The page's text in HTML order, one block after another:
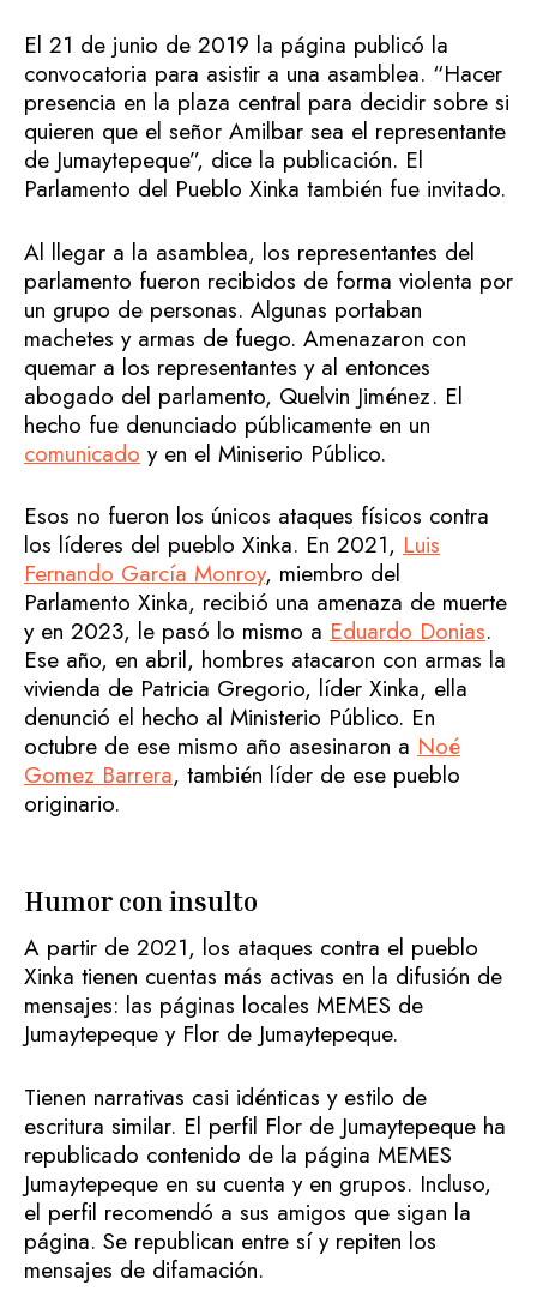
El 21 de junio de 2019 la página publicó la
convocatoria para asistir a una asamblea. “Hacer
presencia en la plaza central para decidir sobre si
quieren que el señor Amilbar sea el representante
de Jumaytepeque”, dice la publicación. El
Parlamento del Pueblo Xinka también fue invitado.
Al llegar a la asamblea, los representantes del
parlamento fueron recibidos de forma violenta por
un grupo de personas. Algunas portaban
machetes y armas de fuego. Amenazaron con
quemar a los representantes y al entonces
abogado del parlamento, Quelvin Jiménez. El
hecho fue denunciado públicamente en un
comunicado y en el Miniserio Público.
Esos no fueron los únicos ataques físicos contra
los líderes del pueblo Xinka. En 2021, Luis
Fernando García Monroy, miembro del
Parlamento Xinka, recibió una amenaza de muerte
y en 2023, le pasó lo mismo a Eduardo Donias.
Ese año, en abril, hombres atacaron con armas la
vivienda de Patricia Gregorio, líder Xinka, ella
denunció el hecho al Ministerio Público. En
octubre de ese mismo año asesinaron a Noé
Gomez Barrera, también líder de ese pueblo
originario.
Humor con insulto
A partir de 2021, los ataques contra el pueblo
Xinka tienen cuentas más activas en la difusión de
mensajes: las páginas locales MEMES de
Jumaytepeque y Flor de Jumaytepeque.
Tienen narrativas casi idénticas y estilo de
escritura similar. El perfil Flor de Jumaytepeque ha
republicado contenido de la página MEMES
Jumaytepeque en su cuenta y en grupos. Incluso,
el perfil recomendó a sus amigos que sigan la
página. Se republican entre sí y repiten los
mensajes de difamación.